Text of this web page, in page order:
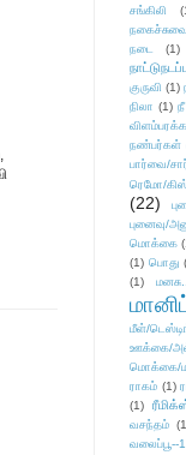
சங்கிலி
நடை (1)
குருவி (1)
நிலா (1) நீ
நண்பர்கள்
பார்வை/
ரெமோ/
(22)
புனைவு/
மொக்கை
(1) பொது
(1)
மீள்/
ஊக்கை/
மொக்கை/
ராகம் (1)
(1)
வசந்தம்
வலைப்பூ--1